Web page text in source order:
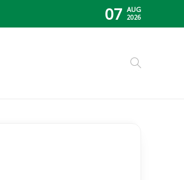
07 AUG
2026